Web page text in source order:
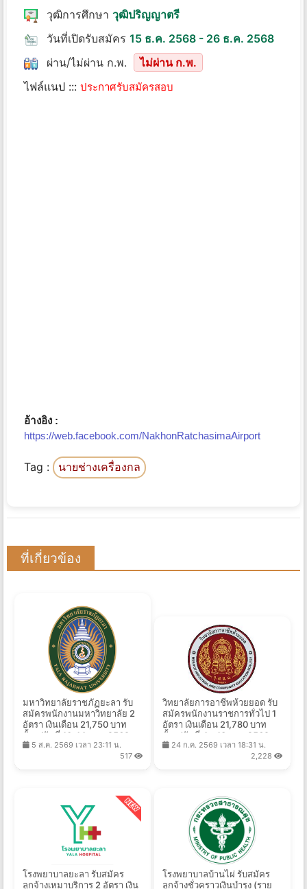
วุฒิการศึกษา วุฒิปริญญาตรี
วันที่เปิดรับสมัคร 15 ธ.ค. 2568 - 26 ธ.ค. 2568
ผ่าน/ไม่ผ่าน ก.พ.
ไม่ผ่าน ก.พ.
ไฟล์แนป ::: ประกาศรับสมัครสอบ
อ้างอิง :
https://web.facebook.com/NakhonRatchasimaAirport
Tag : นายช่างเครื่องกล
ที่เกี่ยวข้อง
มหาวิทยาลัยราชภัฏยะลา รับ
สมัครพนักงานมหาวิทยาลัย 2
อัตรา เงินเดือน 21,750 บาท
ตั้งแต่วันที่ 10-14 ส.ค. 2569
5 ส.ค. 2569 เวลา 23:11 น.
517
วิทยาลัยการอาชีพห้วยยอด รับ
สมัครพนักงานราชการทั่วไป 1
อัตรา เงินเดือน 21,780 บาท
ตั้งแต่วันที่ 4 - 13 ส.ค. 2569
24 ก.ค. 2569 เวลา 18:31 น.
2,228
โรงพยาบาลยะลา รับสมัคร
ลูกจ้างเหมาบริการ 2 อัตรา เงิน
โรงพยาบาลบ้านไผ่ รับสมัคร
ลูกจ้างชั่วคราวเงินบำรุง (ราย